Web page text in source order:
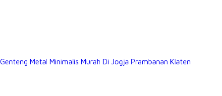
Genteng Metal Minimalis Murah Di Jogja Prambanan Klaten